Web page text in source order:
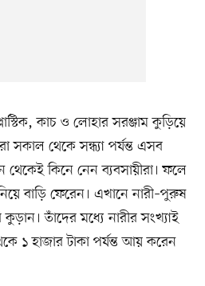
কাচ ও লোহার সরঞ্জাম কুড়িয়ে
সকাল থেকে সন্ধ্যা পর্যন্ত এসব
কিনে নেন ব্যবসায়ীরা। ফলে
বাড়ি ফেরেন। এখানে নারী–পুরুষ
তাঁদের মধ্যে নারীর সংখ্যাই
১ হাজার টাকা পর্যন্ত আয় করেন